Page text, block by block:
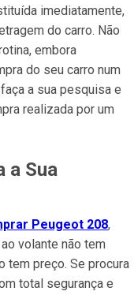
imediatamente,
do carro. Não
embora
do seu carro num
a sua pesquisa e
realizada por um
a Sua
Peugeot 208,
volante não tem
tem preço. Se procura
total segurança e